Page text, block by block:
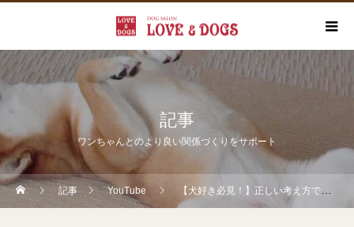
記事
ワンちゃんとのより良い関係づくりをサポート
記事 YouTube 【犬好き必見！】正しい考え方で、お散歩はも～っと楽しくなる！